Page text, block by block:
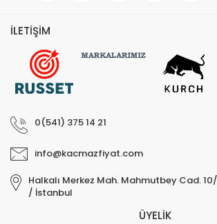
İLETİŞİM
0(541) 375 14 21
info@kacmazfiyat.com
Halkalı Merkez Mah. Mahmutbey Cad.
/ İstanbul
ÜYELİK